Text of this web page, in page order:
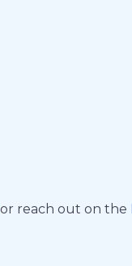
or reach out on the